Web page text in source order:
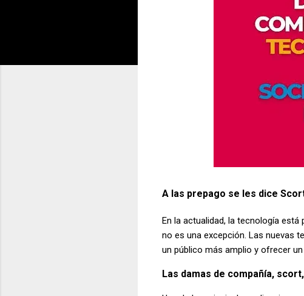
A las prepago se les dice
En la actualidad, la tecnología
no es una excepción. Las nuevas
un público más amplio y ofrecer
Las damas de compañía,